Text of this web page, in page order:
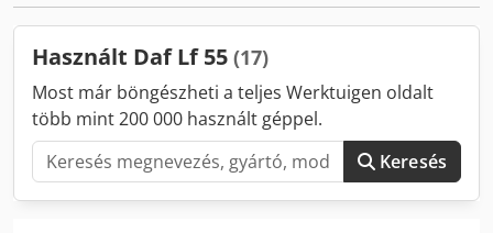
felfüggesztés: laprugó Hátsó tengely: ikerkerekes;
felfüggesztés: légrugó Meghajtás: kerék Dkedpfx Aewc
Eabskpor Saját tömeg: 7.120 kg Terhelhetőség: 10.870 kg
Megengedett össztömeg: 17.990 kg Kamrák száma: 4
Használt Daf Lf 55 (17)
Most már böngészheti a teljes Werktuigen oldalt
több mint 200 000 használt géppel.
Keresés